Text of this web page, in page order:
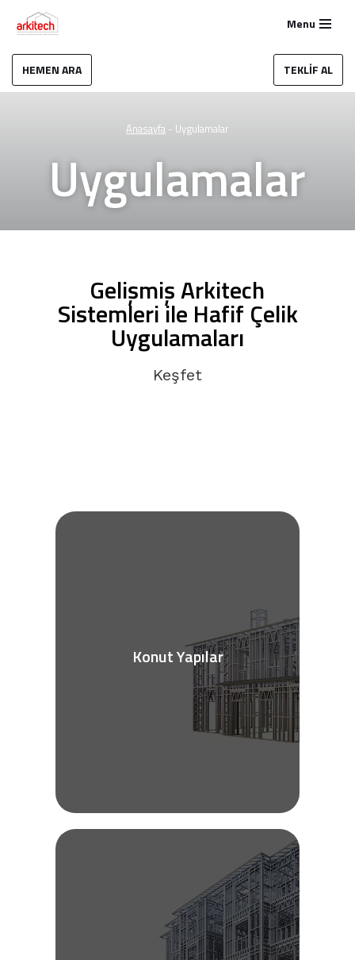
geç
Menu
HEMEN ARA TEKLİF AL
Anasayfa - Uygulamalar
Uygulamalar
Gelişmiş Arkitech
Sistemleri ile Hafif Çelik
Uygulamaları
Keşfet
Konut Yapılar
Daha fazla